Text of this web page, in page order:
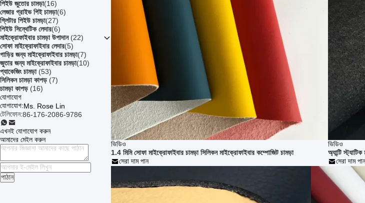
পিইউ জুতোর চামড়া(16)
লেজার গ্রাইভ পিই চামড়া(6)
গ্লিটার পিইউ চামড়া(27)
পিইউ সিন্থেটিক লেদার(6)
মাইক্রোফাইবার চামড়া উপাদান(22)
সোফা মাইক্রোফাইবার লেদার(5)
গাড়ির জন্য মাইক্রোফাইবার চামড়া(7)
জুতার জন্য মাইক্রোফাইবার চামড়া(10)
প্যাকেজিং চামড়া(53)
সিলিকন চামড়া কাপড়(7)
চামড়া কাপড়(16)
যোগাযোগ
যোগাযোগ:Ms. Rose Lin
টেলিফোন:86-176-2086-9786
এখনই যোগাযোগ করুন
আমাদের মেইল ​​করুন
পাঠান
ভিডিও
1.4 মিমি সোফা মাইক্রোফাইবার চামড়া সিলিকন মাইক্রোফাইবার কম্পোজিট চামড়া
সেরা দাম পান
ভিডিও
অ্যান্টি
সেরা দাম পান